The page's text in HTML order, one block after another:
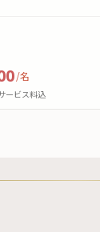
/名
ービス料込